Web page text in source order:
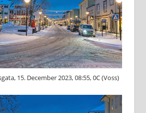
15. December 2023, 08:55, 0C (Voss)